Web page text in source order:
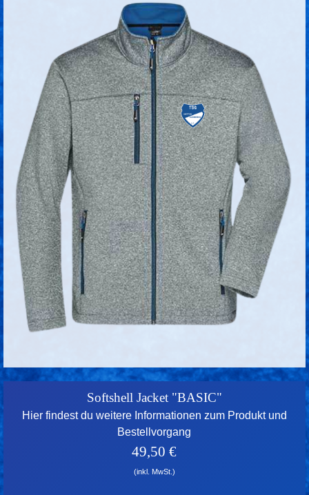
Softshell Jacket "BASIC"
Hier findest du weitere Informationen zum Produkt und
Bestellvorgang
49,50 €
(inkl. MwSt.)